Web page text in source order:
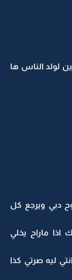
لولد الناس ها
دبي ويرجع كل
ماراح يخلي
ليه صرتي كذا